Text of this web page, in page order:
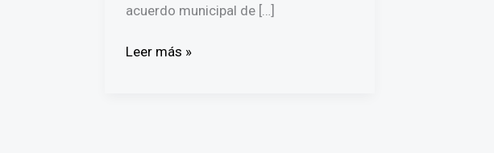
acuerdo municipal de […]
Mayer
Leer más »